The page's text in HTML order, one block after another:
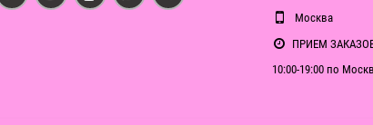
Москва
ПРИЕМ
10:00-19:00 по